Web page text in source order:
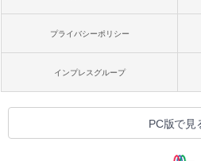
プライバシーポリシー
インプレスグループ
PC版で見